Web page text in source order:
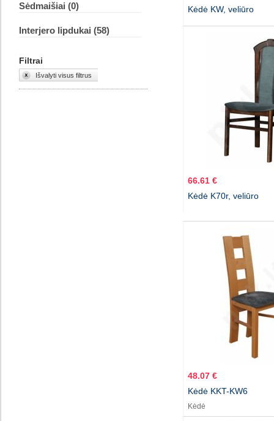
Sėdmaišiai (0)
Interjero lipdukai (58)
Filtrai
Išvalyti visus filtrus
Kėdė KW, veliūro
66.61 €
Kėdė K70r, veliūro
48.07 €
Kėdė KKT-KW6
Kėdė